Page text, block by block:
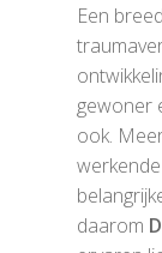
Een
gewoner
ook.
daarom